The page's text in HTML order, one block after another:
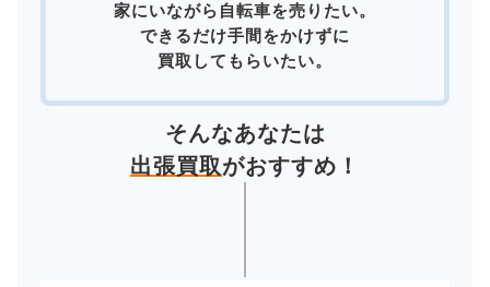
家にいながら自転車を売りたい。
できるだけ手間をかけずに
買取してもらいたい。
そんなあなたは
出張買取がおすすめ！